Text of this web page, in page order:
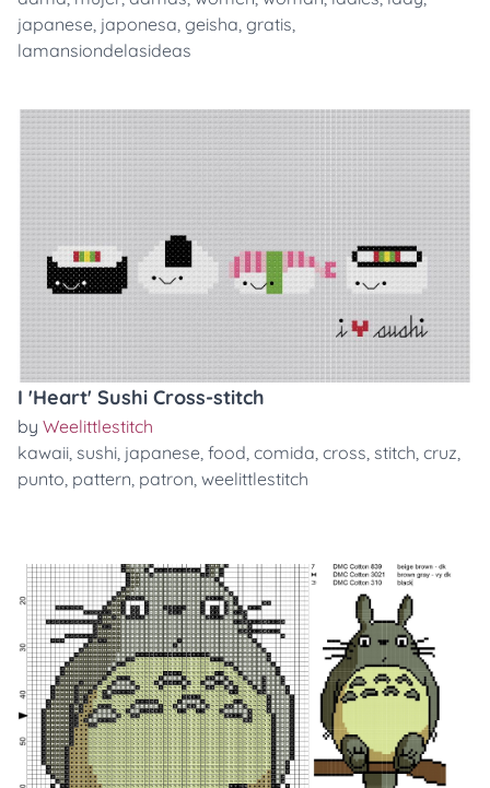
japanese, japonesa, geisha, gratis,
lamansiondelasideas
I 'Heart' Sushi Cross-stitch
by Weelittlestitch
kawaii, sushi, japanese, food, comida, cross, stitch, cruz,
punto, pattern, patron, weelittlestitch